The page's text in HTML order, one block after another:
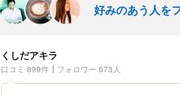
好みのあう人を
くしだアキラ
口コミ 899件 フォロワー 673人